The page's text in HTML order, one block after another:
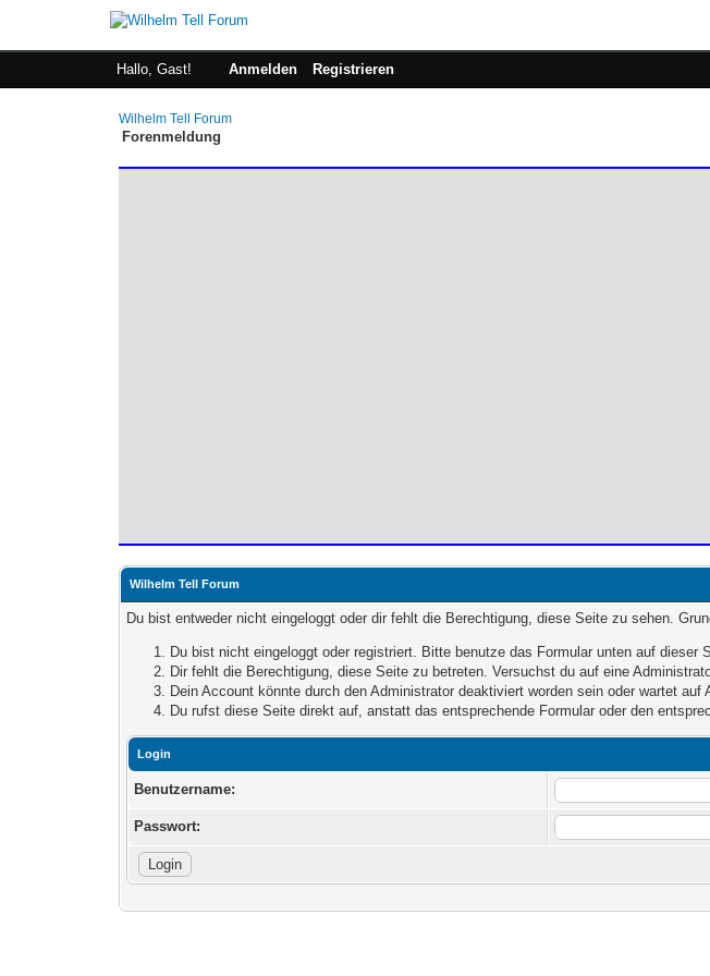
Hallo, Gast! Anmelden Registrieren
Wilhelm Tell Forum
Forenmeldung
Wilhelm Tell Forum
Du bist entweder nicht eingeloggt oder dir fehlt die Berechtigung, diese Seite zu sehen.
Du bist nicht eingeloggt oder registriert. Bitte benutze das Formular unten auf dieser
Dir fehlt die Berechtigung, diese Seite zu betreten. Versuchst du auf eine
Dein Account könnte durch den Administrator deaktiviert worden sein oder wartet auf
Du rufst diese Seite direkt auf, anstatt das entsprechende Formular oder den
Login
Benutzername:
Passwort: